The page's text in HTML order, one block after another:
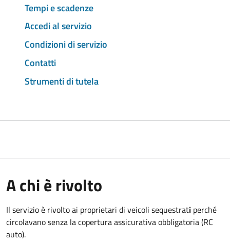
Tempi e scadenze
Accedi al servizio
Condizioni di servizio
Contatti
Strumenti di tutela
A chi è rivolto
Il servizio è rivolto ai proprietari di veicoli sequestrati perché
circolavano senza la copertura assicurativa obbligatoria (RC
auto).